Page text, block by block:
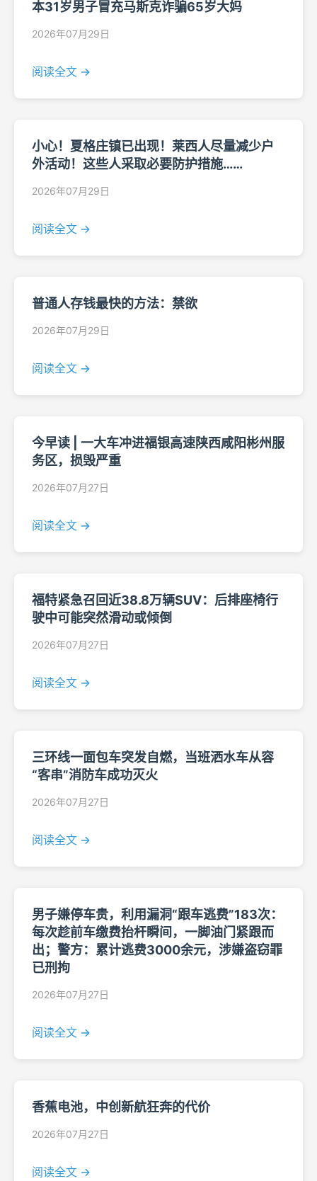
本31岁男子冒充马斯克诈骗65岁大妈
2026年07月29日
阅读全文 →
小心！夏格庄镇已出现！莱西人尽量减少户
外活动！这些人采取必要防护措施……
2026年07月29日
阅读全文 →
普通人存钱最快的方法：禁欲
2026年07月29日
阅读全文 →
今早读 | 一大车冲进福银高速陕西咸阳彬州服
务区，损毁严重
2026年07月27日
阅读全文 →
福特紧急召回近38.8万辆SUV：后排座椅行
驶中可能突然滑动或倾倒
2026年07月27日
阅读全文 →
三环线一面包车突发自燃，当班洒水车从容
“客串”消防车成功灭火
2026年07月27日
阅读全文 →
男子嫌停车贵，利用漏洞“跟车逃费”183次：
每次趁前车缴费抬杆瞬间，一脚油门紧跟而
出；警方：累计逃费3000余元，涉嫌盗窃罪
已刑拘
2026年07月27日
阅读全文 →
香蕉电池，中创新航狂奔的代价
2026年07月27日
阅读全文 →